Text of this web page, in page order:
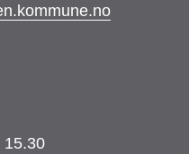
15.30